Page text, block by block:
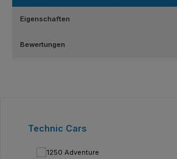
Eigenschaften
Bewertungen
Produktgalerie überspringen
Technic Cars